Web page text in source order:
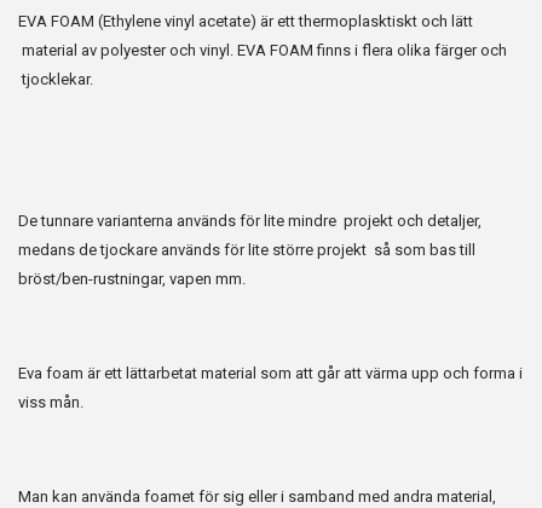
EVA FOAM (Ethylene vinyl acetate) är ett thermoplasktiskt och lätt
material av polyester och vinyl. EVA FOAM finns i flera olika färger och
tjocklekar.
De tunnare varianterna används för lite mindre projekt och detaljer,
medans de tjockare används för lite större projekt så som bas till
bröst/ben-rustningar, vapen mm.
Eva foam är ett lättarbetat material som att går att värma upp och forma i
viss mån.
Man kan använda foamet för sig eller i samband med andra material,